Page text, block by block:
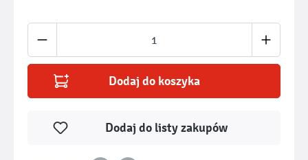
Ilość produktu: Wprowadź żądaną ilość
Dodaj do koszyka
Dodaj do listy zakupów